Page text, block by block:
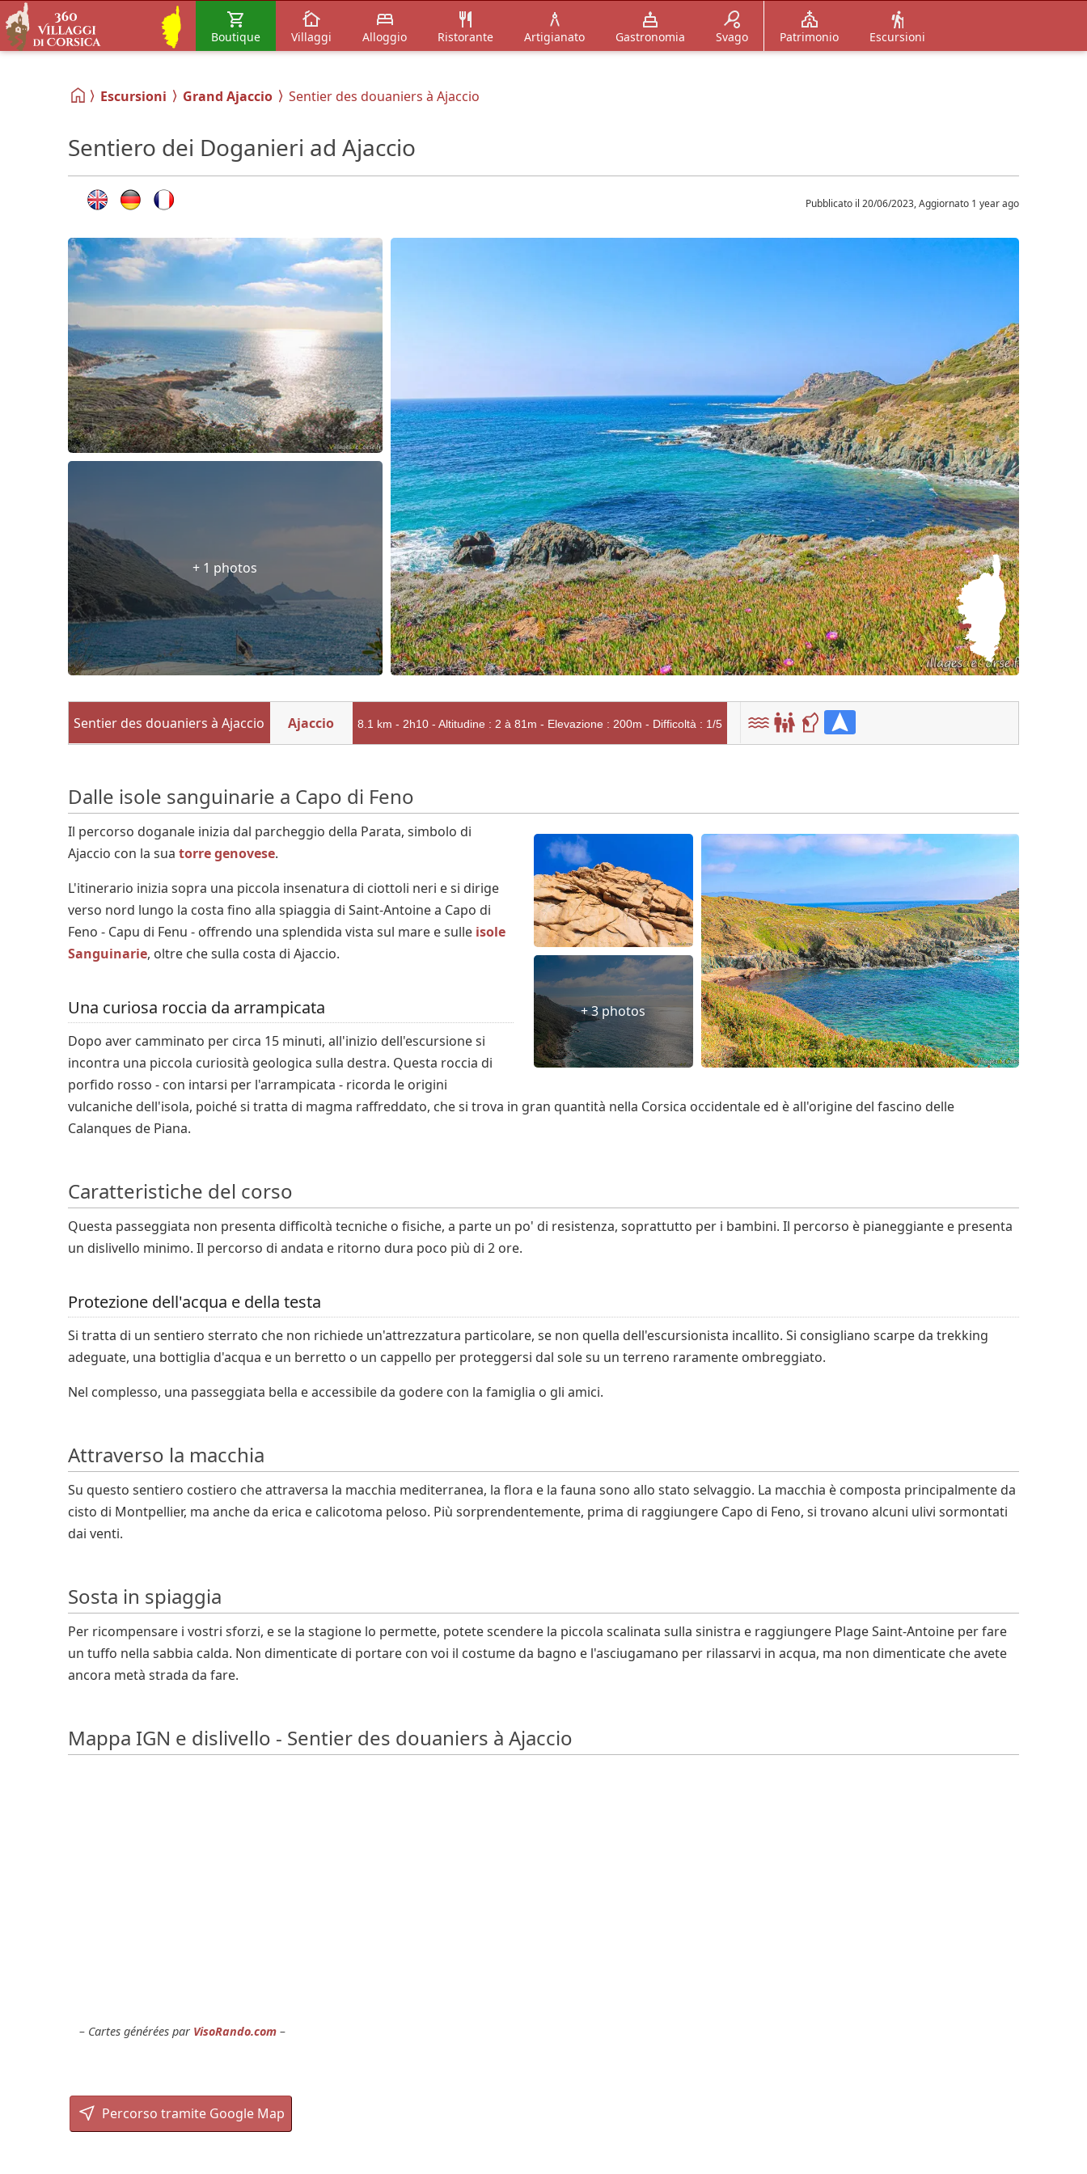
Boutique Villaggi Alloggio Ristorante Artigianato Gastronomia Svago Patrimonio Escursioni
Escursioni Grand Ajaccio Sentier des douaniers à Ajaccio
Sentiero dei Doganieri ad Ajaccio
Pubblicato il 20/06/2023, Aggiornato 1 year ago
+ 1 photos
Sentier des douaniers à Ajaccio Ajaccio 8.1 km - 2h10 - Altitudine : 2 à 81m - Elevazione : 200m - Difficoltà : 1/5
Dalle isole sanguinarie a Capo di Feno
+ 3 photos
Il percorso doganale inizia dal parcheggio della Parata, simbolo di
Ajaccio con la sua torre genovese.
L'itinerario inizia sopra una piccola insenatura di ciottoli neri e si dirige
verso nord lungo la costa fino alla spiaggia di Saint-Antoine a Capo di
Feno - Capu di Fenu - offrendo una splendida vista sul mare e sulle isole
Sanguinarie, oltre che sulla costa di Ajaccio.
Una curiosa roccia da arrampicata
Dopo aver camminato per circa 15 minuti, all'inizio dell'escursione si
incontra una piccola curiosità geologica sulla destra. Questa roccia di
porfido rosso - con intarsi per l'arrampicata - ricorda le origini
vulcaniche dell'isola, poiché si tratta di magma raffreddato, che si trova in gran quantità nella Corsica occidentale ed è all'origine del fascino delle
Calanques de Piana.
Caratteristiche del corso
Questa passeggiata non presenta difficoltà tecniche o fisiche, a parte un po' di resistenza, soprattutto per i bambini. Il percorso è pianeggiante e presenta
un dislivello minimo. Il percorso di andata e ritorno dura poco più di 2 ore.
Protezione dell'acqua e della testa
Si tratta di un sentiero sterrato che non richiede un'attrezzatura particolare, se non quella dell'escursionista incallito. Si consigliano scarpe da trekking
adeguate, una bottiglia d'acqua e un berretto o un cappello per proteggersi dal sole su un terreno raramente ombreggiato.
Nel complesso, una passeggiata bella e accessibile da godere con la famiglia o gli amici.
Attraverso la macchia
Su questo sentiero costiero che attraversa la macchia mediterranea, la flora e la fauna sono allo stato selvaggio. La macchia è composta principalmente da
cisto di Montpellier, ma anche da erica e calicotoma peloso. Più sorprendentemente, prima di raggiungere Capo di Feno, si trovano alcuni ulivi sormontati
dai venti.
Sosta in spiaggia
Per ricompensare i vostri sforzi, e se la stagione lo permette, potete scendere la piccola scalinata sulla sinistra e raggiungere Plage Saint-Antoine per fare
un tuffo nella sabbia calda. Non dimenticate di portare con voi il costume da bagno e l'asciugamano per rilassarvi in acqua, ma non dimenticate che avete
ancora metà strada da fare.
Mappa IGN e dislivello - Sentier des douaniers à Ajaccio
Cartes générées par VisoRando.com
Percorso tramite Google Map